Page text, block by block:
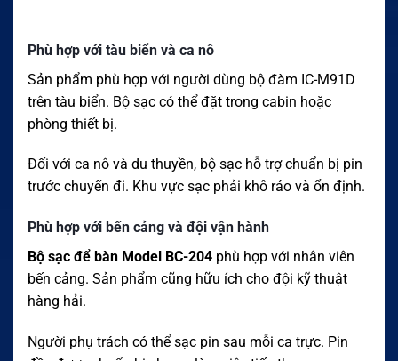
Phù hợp với tàu biển và ca nô
Sản phẩm phù hợp với người dùng bộ đàm IC-M91D
trên tàu biển. Bộ sạc có thể đặt trong cabin hoặc
phòng thiết bị.
Đối với ca nô và du thuyền, bộ sạc hỗ trợ chuẩn bị pin
trước chuyến đi. Khu vực sạc phải khô ráo và ổn định.
Phù hợp với bến cảng và đội vận hành
Bộ sạc để bàn Model BC-204 phù hợp với nhân viên
bến cảng. Sản phẩm cũng hữu ích cho đội kỹ thuật
hàng hải.
Người phụ trách có thể sạc pin sau mỗi ca trực. Pin